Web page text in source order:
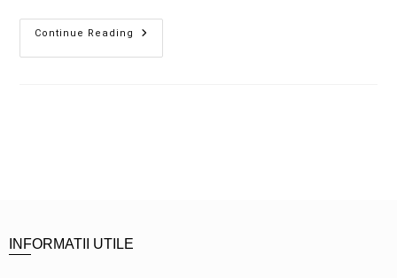
Continue Reading
INFORMATII UTILE